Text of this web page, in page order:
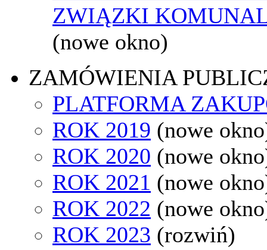
ZWIĄZKI
(nowe okno)
ZAMÓWIENIA
PLATFORMA
ROK 2019 (nowe
ROK 2020 (nowe
ROK 2021 (nowe
ROK 2022 (nowe
ROK 2023 (rozwiń)